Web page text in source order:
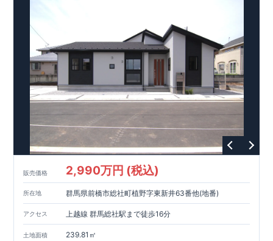
お問い合わせ​
高崎営業所（定休日：火曜日・水
曜日）
営業時間／9：30～18：30​
GOOD DESIGN AWARD2024 東栄住宅​
は、この度2024年度
グッドデザイン賞を3プロジェクト同時受賞いたしました。
木造住宅用制震ダンパー / 東栄セーフティダンパー 地盤改
良工法 / R-Evolve パイル
宅地開発手法 / 簡単に地図から
消せる道
スマートフォンで見やすい特設サイトはこちら
https://www.e-blooming.com/bukken/51575021/
販売価格 2,990万円 (税込)
所在地 群馬県前橋市総社町植野字東新井63番他(地番)
アクセス 上越線 群馬総社駅まで徒歩16分
土地面積 239.81㎡